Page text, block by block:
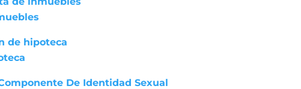
de hipoteca
De Identidad Sexual